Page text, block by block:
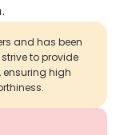
and has been
to provide
high